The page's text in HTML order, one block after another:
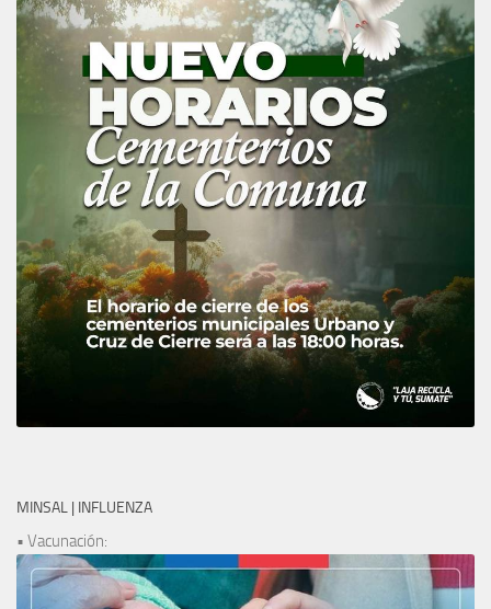
MINSAL | INFLUENZA
• Vacunación: